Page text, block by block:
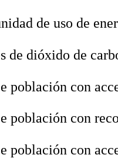
de uso de
de dióxido de
población con
población con
población con